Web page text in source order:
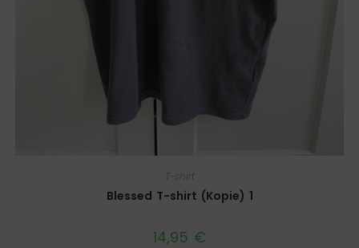
T-shirt
Blessed T-shirt (Kopie) 1
14,95 €